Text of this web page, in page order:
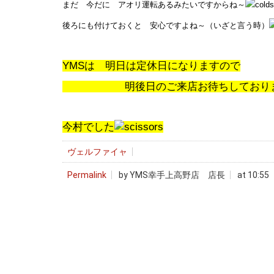
まだ 今だに アオリ運転あるみたいですからね～
後ろにも付けておくと 安心ですよね～（いざと言う時）
YMSは 明日は定休日になりますので
明後日のご来店お待ちしており
今村でした
ヴェルファイャ
Permalink by YMS幸手上高野店 店長 at 10:55